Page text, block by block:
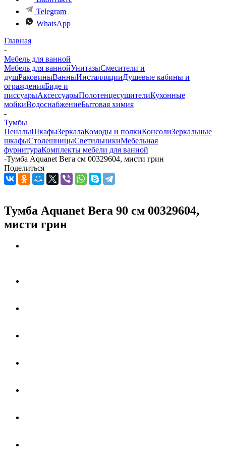
Telegram
WhatsApp
Главная
-
Мебель для ванной
Мебель для ваннойУнитазыСмесители и
душРаковиныВанныИнсталляцииДушевые кабины и
огражденияБиде и
писсуарыАксессуарыПолотенцесушителиКухонные
мойкиВодоснабжениеБытовая химия
-
Тумбы
ПеналыШкафыЗеркалаКомоды и полкиКонсолиЗеркальные
шкафыСтолешницыСветильникиМебельная
фурнитураКомплекты мебели для ванной
-Тумба Aquanet Вега см 00329604, мисти грин
Поделиться
Тумба Aquanet Вега 90 см 00329604,
мисти грин